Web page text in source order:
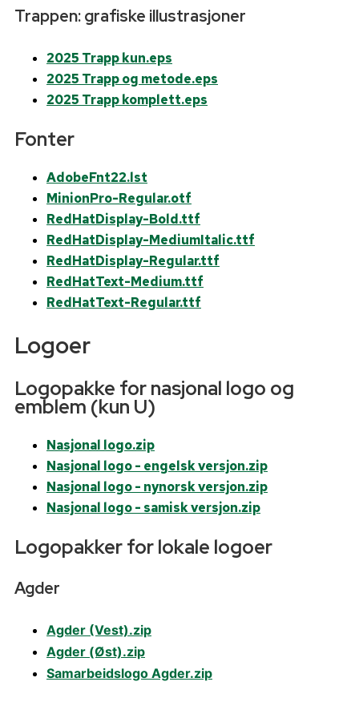
Trappen: grafiske illustrasjoner
2025 Trapp kun.eps
2025 Trapp og metode.eps
2025 Trapp komplett.eps
Fonter
AdobeFnt22.lst
MinionPro-Regular.otf
RedHatDisplay-Bold.ttf
RedHatDisplay-MediumItalic.ttf
RedHatDisplay-Regular.ttf
RedHatText-Medium.ttf
RedHatText-Regular.ttf
Logoer
Logopakke for nasjonal logo og
emblem (kun U)
Nasjonal logo.zip
Nasjonal logo - engelsk versjon.zip
Nasjonal logo - nynorsk versjon.zip
Nasjonal logo - samisk versjon.zip
Logopakker for lokale logoer
Agder
Agder (Vest).zip
Agder (Øst).zip
Samarbeidslogo Agder.zip